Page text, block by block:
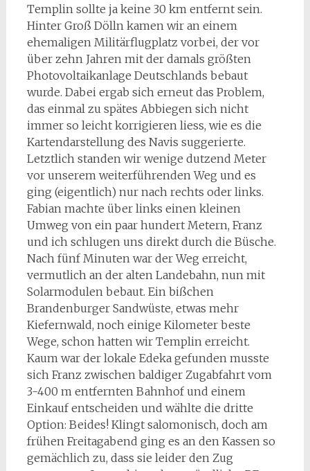
Templin sollte ja keine 30 km entfernt sein.
Hinter Groß Dölln kamen wir an einem
ehemaligen Militärflugplatz vorbei, der vor
über zehn Jahren mit der damals größten
Photovoltaikanlage Deutschlands bebaut
wurde. Dabei ergab sich erneut das Problem,
das einmal zu spätes Abbiegen sich nicht
immer so leicht korrigieren liess, wie es die
Kartendarstellung des Navis suggerierte.
Letztlich standen wir wenige dutzend Meter
vor unserem weiterführenden Weg und es
ging (eigentlich) nur nach rechts oder links.
Fabian machte über links einen kleinen
Umweg von ein paar hundert Metern, Franz
und ich schlugen uns direkt durch die Büsche.
Nach fünf Minuten war der Weg erreicht,
vermutlich an der alten Landebahn, nun mit
Solarmodulen bebaut. Ein bißchen
Brandenburger Sandwüste, etwas mehr
Kiefernwald, noch einige Kilometer beste
Wege, schon hatten wir Templin erreicht.
Kaum war der lokale Edeka gefunden musste
sich Franz zwischen baldiger Zugabfahrt vom
3-400 m entfernten Bahnhof und einem
Einkauf entscheiden und wählte die dritte
Option: Beides! Klingt salomonisch, doch am
frühen Freitagabend ging es an den Kassen so
gemächlich zu, dass sie leider den Zug